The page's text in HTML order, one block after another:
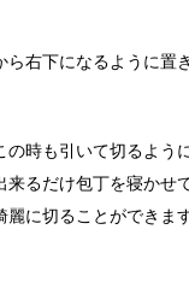
ウールコートは、クリ
方はとても多く、自宅
右下になるように置
時も引いて切るよう
るだけ包丁を寝かせ
に切ることができます